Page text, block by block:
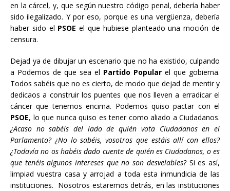
en la cárcel, y, que según nuestro código penal, debería haber
sido ilegalizado. Y por eso, porque es una vergüenza, debería
haber sido el PSOE el que hubiese planteado una moción de
censura.
Dejad ya de dibujar un escenario que no ha existido, culpando
a Podemos de que sea el Partido Popular el que gobierna.
Todos sabéis que no es cierto, de modo que dejad de mentir y
dedicaos a construir los puentes que nos lleven a erradicar el
cáncer que tenemos encima. Podemos quiso pactar con el
PSOE, lo que nunca quiso es tener como aliado a Ciudadanos.
¿Acaso no sabéis del lado de quién vota Ciudadanos en el
Parlamento? ¿No lo sabéis, vosotros que estáis allí con ellos?
¿Todavía no os habéis dado cuente de quién es Ciudadanos, o es
que tenéis algunos intereses que no son desvelables?Si es así,
limpiad vuestra casa y arrojad a toda esta inmundicia de las
instituciones. Nosotros estaremos detrás, en las instituciones